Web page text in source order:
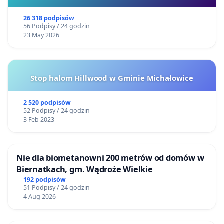
26 318 podpisów
56 Podpisy / 24 godzin
23 May 2026
Stop halom Hillwood w Gminie Michałowice
2 520 podpisów
52 Podpisy / 24 godzin
3 Feb 2023
Nie dla biometanowni 200 metrów od domów w
Biernatkach, gm. Wądroże Wielkie
192 podpisów
51 Podpisy / 24 godzin
4 Aug 2026